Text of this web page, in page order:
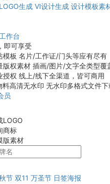
生成 VI设计生成 设计模板素
工作台
即可享受
模板 名片/工作证/门头等应有尽有
版权素材 插画/图片/文字全类型覆
授权 线上/线下全渠道，皆可商用
料高清无水印 无水印多格式文件下
员
LOGO
商标
版素材
节 双11 万圣节 日签海报